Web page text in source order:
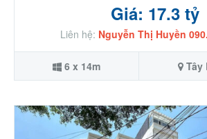
Giá: 17.3 tỷ
Liên hệ: Nguyễn Thị Huyền
6 x 14m Tây